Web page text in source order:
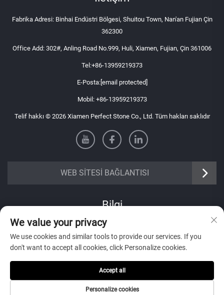
Fabrika Adresi: Binhai Endüstri Bölgesi, Shuitou Town, Nan'an Fujian Çin
362300
Office Add: 302#, Anling Road No.999, Huli, Xiamen, Fujian, Çin 361006
Tel:+86-13959219373
E-Posta:[email protected]
Mobil: +86-13959219373
Telif hakkı © 2026 Xiamen Perfect Stone Co., Ltd. Tüm hakları saklıdır
WEB SİTESİ BAĞLANTISI
Bilgi
Haftalık bültenimizi almak için kaydolun
Gönder
We value your privacy
We use cookies and similar tools to provide our services. If you
don't want to accept all cookies, click Personalize cookies.
Personalize cookies
Accept all